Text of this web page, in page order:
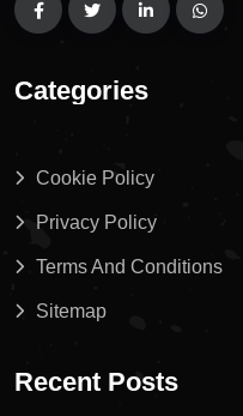
Categories
Cookie Policy
Privacy Policy
Terms And Conditions
Sitemap
Recent Posts